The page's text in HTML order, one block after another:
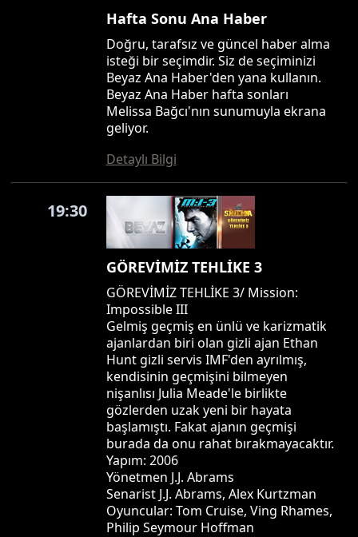
Hafta Sonu Ana Haber
Doğru, tarafsız ve güncel haber alma
isteği bir seçimdir. Siz de seçiminizi
Beyaz Ana Haber'den yana kullanın.
Beyaz Ana Haber hafta sonları
Melissa Bağcı'nın sunumuyla ekrana
geliyor.
Detaylı Bilgi
19:30
GÖREVİMİZ TEHLİKE 3
GÖREVİMİZ TEHLİKE 3/ Mission:
Impossible III
Gelmiş geçmiş en ünlü ve karizmatik
ajanlardan biri olan gizli ajan Ethan
Hunt gizli servis IMF'den ayrılmış,
kendisinin geçmişini bilmeyen
nişanlısı Julia Meade'le birlikte
gözlerden uzak yeni bir hayata
başlamıştı. Fakat ajanın geçmişi
burada da onu rahat bırakmayacaktır.
Yapım: 2006
Yönetmen J.J. Abrams
Senarist J.J. Abrams, Alex Kurtzman
Oyuncular: Tom Cruise, Ving Rhames,
Philip Seymour Hoffman